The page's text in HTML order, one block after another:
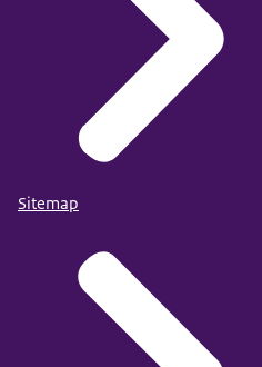
Erfgoedmonitor RCE ->
Behoud in situ -
Definitie: verdeling van
2024)
Sitemap